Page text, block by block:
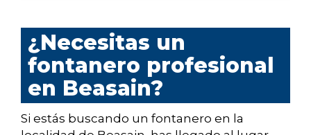
¿Necesitas un
fontanero profesional
en Beasain?
Si estás buscando un fontanero en la